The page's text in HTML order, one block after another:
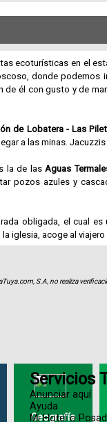
ecoturísticas en el
donde
de él con gusto y de
de Lobatera - Las
a las minas.
la de las Aguas
pozos azules y
obligada, el cual
iglesia, acoge al
S.A, no realiza
Geografía
Servicios
Anunciar aquí
Ayuda
Mi Hotel o